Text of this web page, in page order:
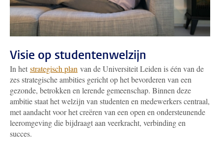
Visie op studentenwelzijn
In het strategisch plan van de Universiteit Leiden is één van de
zes strategische ambities gericht op het bevorderen van een
gezonde, betrokken en lerende gemeenschap. Binnen deze
ambitie staat het welzijn van studenten en medewerkers centraal,
met aandacht voor het creëren van een open en ondersteunende
leeromgeving die bijdraagt aan veerkracht, verbinding en
succes.